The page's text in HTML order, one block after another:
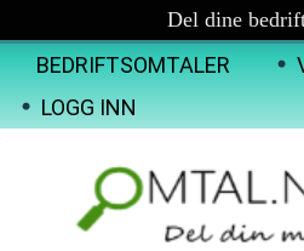
Del dine
BEDRIFTSOMTALER
LOGG INN